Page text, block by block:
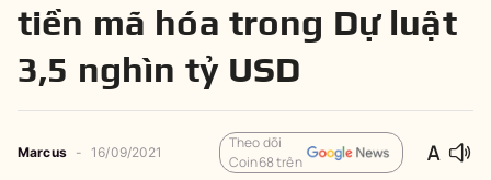
tiền mã hóa trong Dự luật
3,5 nghìn tỷ USD
Marcus - 16/09/2021
Theo dõi
Coin68 trên